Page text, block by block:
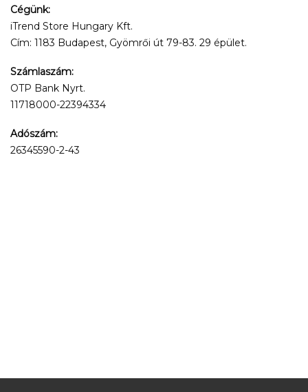
Cégünk:
iTrend Store Hungary Kft.
Cím: 1183 Budapest, Gyömrői út 79-83. 29 épület.
Számlaszám:
OTP Bank Nyrt.
11718000-22394334
Adószám:
26345590-2-43